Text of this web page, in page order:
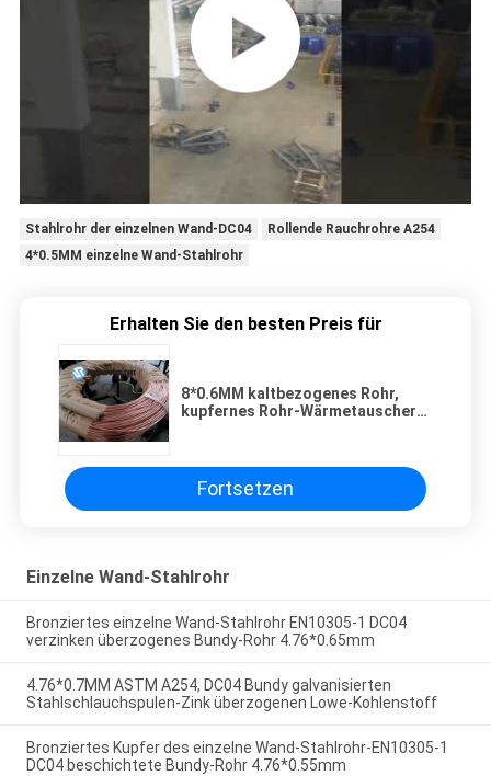
Stahlrohr der einzelnen Wand-DC04
Rollende Rauchrohre A254
4*0.5MM einzelne Wand-Stahlrohr
Erhalten Sie den besten Preis für
8*0.6MM kaltbezogenes Rohr,
kupfernes Rohr-Wärmetauscher-
Fortsetzen
Einzelne Wand-Stahlrohr
Bronziertes einzelne Wand-Stahlrohr EN10305-1 DC04
verzinken überzogenes Bundy-Rohr 4.76*0.65mm
4.76*0.7MM ASTM A254, DC04 Bundy galvanisierten
Stahlschlauchspulen-Zink überzogenen Lowe-Kohlenstoff
Bronziertes Kupfer des einzelne Wand-Stahlrohr-EN10305-1
DC04 beschichtete Bundy-Rohr 4.76*0.55mm